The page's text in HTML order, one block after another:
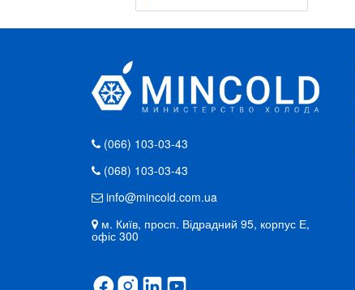
(066) 103-03-43
(068) 103-03-43
info@mincold.com.ua
м. Київ, просп. Відрадний 95, корпус Е,
офіс 300